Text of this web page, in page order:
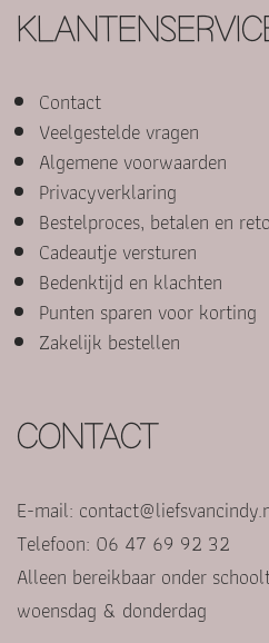
Contact
Veelgestelde vragen
Algemene voorwaarden
Privacyverklaring
Bestelproces, betalen en
Cadeautje versturen
Bedenktijd en klachten
Punten sparen voor korting
Zakelijk bestellen
CONTACT
E-mail:
Telefoon: 06 47 69 92 32
Alleen bereikbaar onder
woensdag & donderdag